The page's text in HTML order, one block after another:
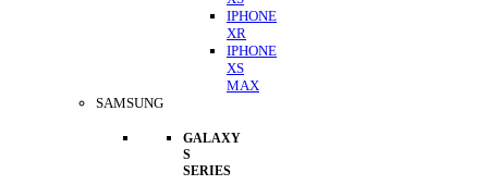
IPHONE
XR
IPHONE
XS
MAX
SAMSUNG
GALAXY
S
SERIES